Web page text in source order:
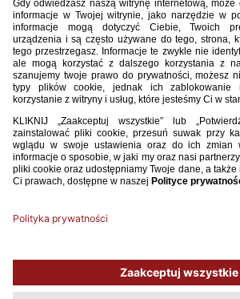
z niepełnosprawnością czy zatrudnianiem
Uzyskanie certyfikatu „Klub Bez Barier” jest
stanowi dla wszystkich klubów drogowskaz, w
zapewnić maksymalną dostępność
– dodał Dariusz Łapiński, Koordynator ds.
Zgłoszeń można dokonywać od 1
kalendarzowego. Ocena zgłoszenia
października roku kalendarzowego.
najmniej 90 na 100 możliwych punktów.
nastąpił podczas jesiennej rundy Ekstraklasy, w
Używamy plików cookies, aby ułatwić Ci